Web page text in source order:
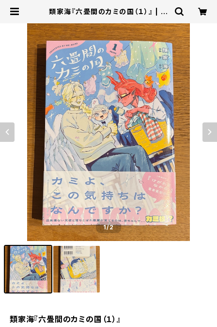
類家海『六畳間のカミの国（１）』 | 本
1/2
類家海『六畳間のカミの国（１）』